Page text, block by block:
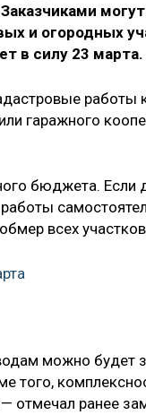
и огородных
в силу 23 марта.
работы
гаражного
бюджета. Если
всех
можно будет
того,
отмечал ранее